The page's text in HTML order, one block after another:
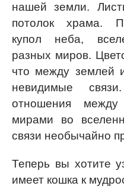
нашей земли.
потолок храма.
купол неба,
разных миров.
что между землей
невидимые
отношения
мирами во
связи необычайно
Теперь вы хотите
имеет кошка к